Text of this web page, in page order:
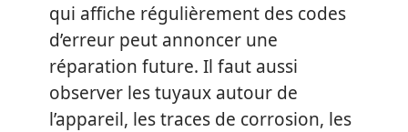
qui affiche régulièrement des codes
d’erreur peut annoncer une
réparation future. Il faut aussi
observer les tuyaux autour de
l’appareil, les traces de corrosion, les